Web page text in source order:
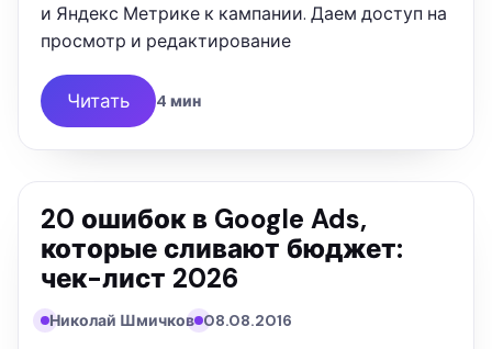
и Яндекс Метрике к кампании. Даем доступ на
просмотр и редактирование
Читать 4 мин
20 ошибок в Google Ads,
которые сливают бюджет:
чек-лист 2026
Николай Шмичков 08.08.2016